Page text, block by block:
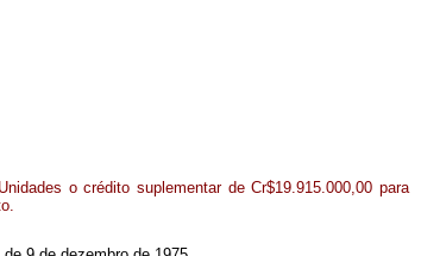
o crédito suplementar de Cr$19.915.000,00 para